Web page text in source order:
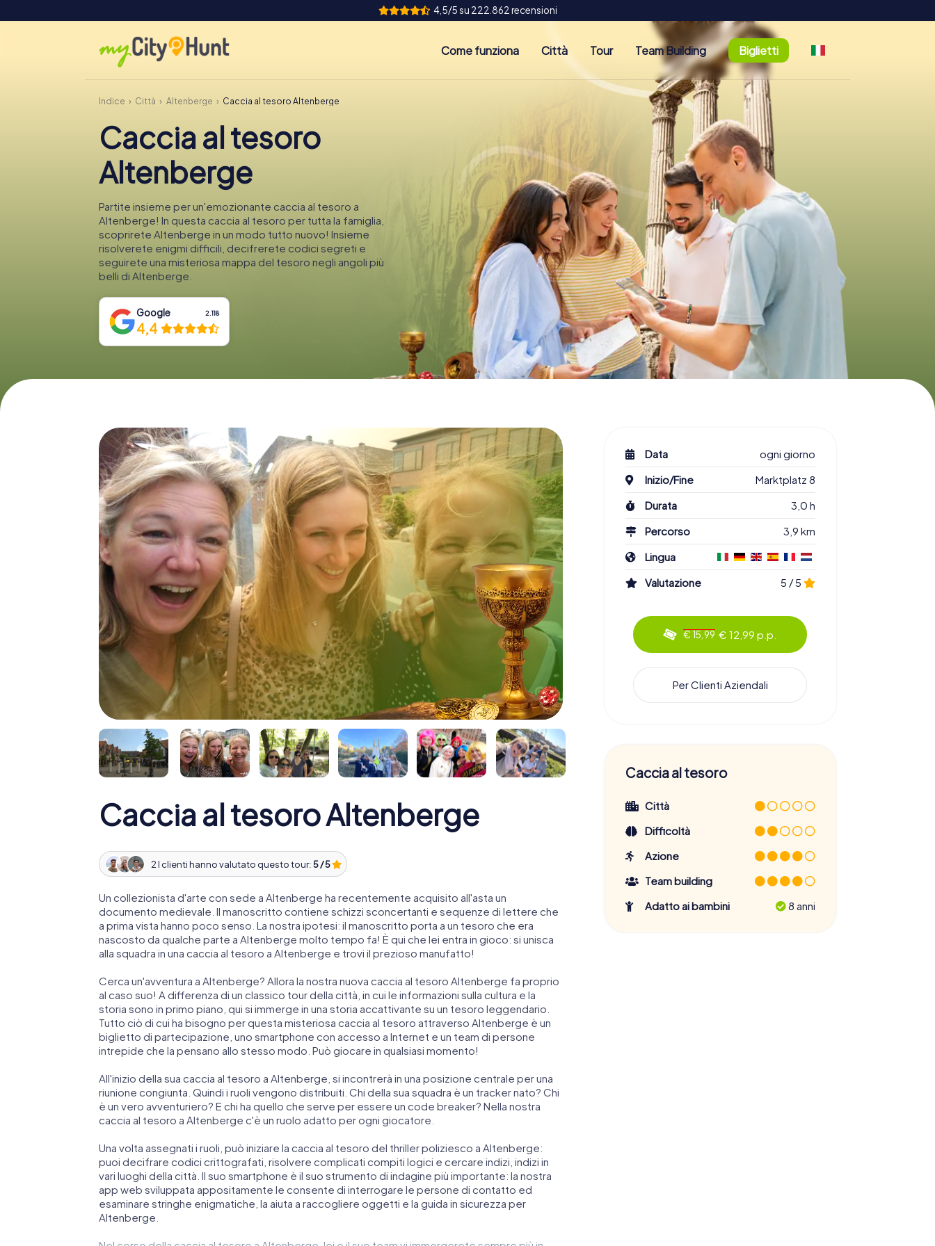
4,5/5 su 222.862 recensioni
Come funziona Città Tour Team Building Biglietti
Indice Città Altenberge Caccia al tesoro Altenberge
Caccia al tesoro
Altenberge
Partite insieme per un'emozionante caccia al tesoro a
Altenberge! In questa caccia al tesoro per tutta la famiglia,
scoprirete Altenberge in un modo tutto nuovo! Insieme
risolverete enigmi difficili, decifrerete codici segreti e
seguirete una misteriosa mappa del tesoro negli angoli più
belli di Altenberge.
Google 2.118
4,4
Caccia al tesoro Altenberge
2 I clienti hanno valutato questo tour:5 / 5
Un collezionista d'arte con sede a Altenberge ha recentemente acquisito all'asta un
documento medievale. Il manoscritto contiene schizzi sconcertanti e sequenze di lettere che
a prima vista hanno poco senso. La nostra ipotesi: il manoscritto porta a un tesoro che era
nascosto da qualche parte a Altenberge molto tempo fa! È qui che lei entra in gioco: si unisca
alla squadra in una caccia al tesoro a Altenberge e trovi il prezioso manufatto!
Cerca un'avventura a Altenberge? Allora la nostra nuova caccia al tesoro Altenberge fa proprio
al caso suo! A differenza di un classico tour della città, in cui le informazioni sulla cultura e la
storia sono in primo piano, qui si immerge in una storia accattivante su un tesoro leggendario.
Tutto ciò di cui ha bisogno per questa misteriosa caccia al tesoro attraverso Altenberge è un
biglietto di partecipazione, uno smartphone con accesso a Internet e un team di persone
intrepide che la pensano allo stesso modo. Può giocare in qualsiasi momento!
All'inizio della sua caccia al tesoro a Altenberge, si incontrerà in una posizione centrale per una
riunione congiunta. Quindi i ruoli vengono distribuiti. Chi della sua squadra è un tracker nato? Chi
è un vero avventuriero? E chi ha quello che serve per essere un code breaker? Nella nostra
caccia al tesoro a Altenberge c'è un ruolo adatto per ogni giocatore.
Una volta assegnati i ruoli, può iniziare la caccia al tesoro del thriller poliziesco a Altenberge:
puoi decifrare codici crittografati, risolvere complicati compiti logici e cercare indizi, indizi in
vari luoghi della città. Il suo smartphone è il suo strumento di indagine più importante: la nostra
app web sviluppata appositamente le consente di interrogare le persone di contatto ed
esaminare stringhe enigmatiche, la aiuta a raccogliere oggetti e la guida in sicurezza per
Altenberge.
Data
ogni giorno
Inizio/Fine
Marktplatz 8
Durata
3,0 h
Percorso
3,9 km
Lingua
Valutazione
5 / 5
€ 15,99 € 12,99 p.p.
Per Clienti Aziendali
Caccia al tesoro
Città
Difficoltà
Azione
Team building
Adatto ai bambini
8 anni